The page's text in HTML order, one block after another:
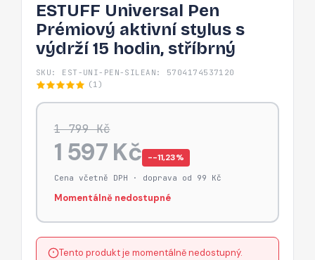
ESTUFF Universal Pen
Prémiový aktivní stylus s
výdrží 15 hodin, stříbrný
SKU: EST-UNI-PEN-SIL EAN: 5704174537120
(1)
1 799 Kč
1 597 Kč −-11,23%
Cena včetně DPH · doprava od 99 Kč
Momentálně nedostupné
Tento produkt je momentálně nedostupný.